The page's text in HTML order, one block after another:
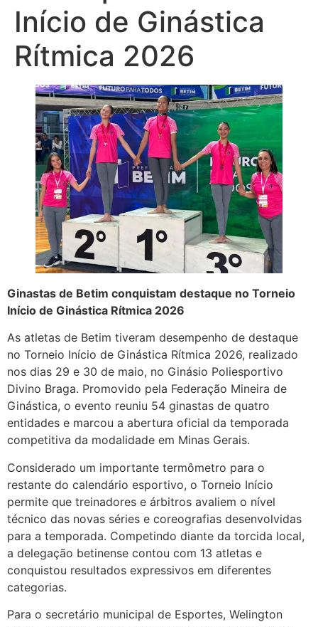
Início de Ginástica
Rítmica 2026
Ginastas de Betim conquistam destaque no Torneio
Início de Ginástica Rítmica 2026
As atletas de Betim tiveram desempenho de destaque
no Torneio Início de Ginástica Rítmica 2026, realizado
nos dias 29 e 30 de maio, no Ginásio Poliesportivo
Divino Braga. Promovido pela Federação Mineira de
Ginástica, o evento reuniu 54 ginastas de quatro
entidades e marcou a abertura oficial da temporada
competitiva da modalidade em Minas Gerais.
Considerado um importante termômetro para o
restante do calendário esportivo, o Torneio Início
permite que treinadores e árbitros avaliem o nível
técnico das novas séries e coreografias desenvolvidas
para a temporada. Competindo diante da torcida local,
a delegação betinense contou com 13 atletas e
conquistou resultados expressivos em diferentes
categorias.
Para o secretário municipal de Esportes, Welington